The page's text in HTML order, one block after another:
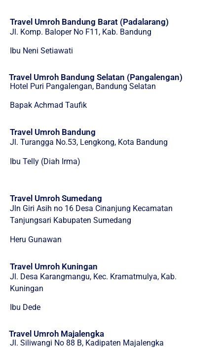
Travel Umroh Bandung Barat (Padalarang)
Jl. Komp. Baloper No F11, Kab. Bandung
Ibu Neni Setiawati
Travel Umroh Bandung Selatan (Pangalengan)
Hotel Puri Pangalengan, Bandung Selatan
Bapak Achmad Taufik
Travel Umroh Bandung
Jl. Turangga No.53, Lengkong, Kota Bandung
Ibu Telly (Diah Irma)
Travel Umroh Sumedang
Jln Giri Asih no 16 Desa Cinanjung Kecamatan
Tanjungsari Kabupaten Sumedang
Heru Gunawan
Travel Umroh Kuningan
Jl. Desa Karangmangu, Kec. Kramatmulya, Kab.
Kuningan
Ibu Dede
Travel Umroh Majalengka
Jl. Siliwangi No 88 B, Kadipaten Majalengka